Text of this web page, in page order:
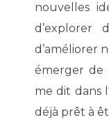
nouvelles
d’explorer
d’améliorer
émerger de
me dit dans
déjà prêt à